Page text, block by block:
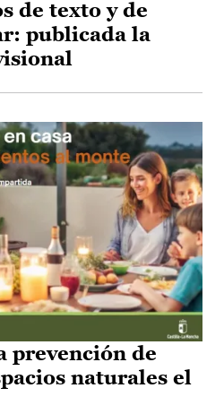
de texto y de
publicada la
prevención de
naturales el